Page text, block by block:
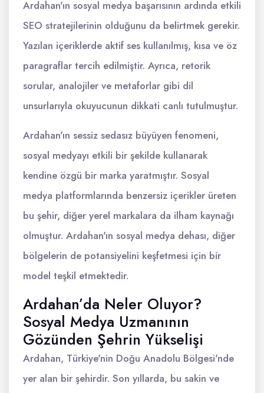
Ardahan'ın sosyal medya başarısının ardında etkili
SEO stratejilerinin olduğunu da belirtmek gerekir.
Yazılan içeriklerde aktif ses kullanılmış, kısa ve öz
paragraflar tercih edilmiştir. Ayrıca, retorik
sorular, analojiler ve metaforlar gibi dil
unsurlarıyla okuyucunun dikkati canlı tutulmuştur.
Ardahan'ın sessiz sedasız büyüyen fenomeni,
sosyal medyayı etkili bir şekilde kullanarak
kendine özgü bir marka yaratmıştır. Sosyal
medya platformlarında benzersiz içerikler üreten
bu şehir, diğer yerel markalara da ilham kaynağı
olmuştur. Ardahan'ın sosyal medya dehası, diğer
bölgelerin de potansiyelini keşfetmesi için bir
model teşkil etmektedir.
Ardahan’da Neler Oluyor?
Sosyal Medya Uzmanının
Gözünden Şehrin Yükselişi
Ardahan, Türkiye'nin Doğu Anadolu Bölgesi'nde
yer alan bir şehirdir. Son yıllarda, bu sakin ve